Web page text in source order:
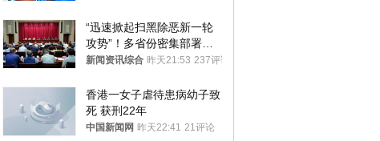
“迅速掀起扫黑除恶新一轮
攻势”！多省份密集部署，
公布举报方式
新闻资讯综合 昨天21:53 237评论
香港一女子虐待患病幼子致
死 获刑22年
中国新闻网 昨天22:41 21评论